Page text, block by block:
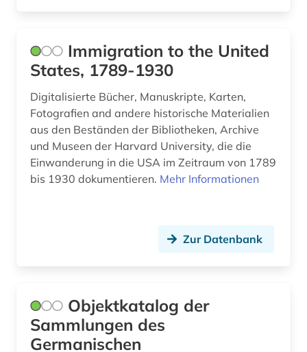
buch (3)
bucheinband (2)
buchgeschichte (1)
buchgestaltung (1)
buddhismus (2)
bulgarien (1)
Immigration to the United
States, 1789-1930
Digitalisierte Bücher, Manuskripte, Karten,
Fotografien and andere historische Materialien
aus den Beständen der Bibliotheken, Archive
und Museen der Harvard University, die die
Einwanderung in die USA im Zeitraum von 1789
bis 1930 dokumentieren. Mehr Informationen
Zur Datenbank
Objektkatalog der
Sammlungen des
Germanischen